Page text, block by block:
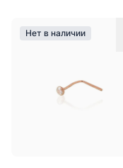
Нет в наличии